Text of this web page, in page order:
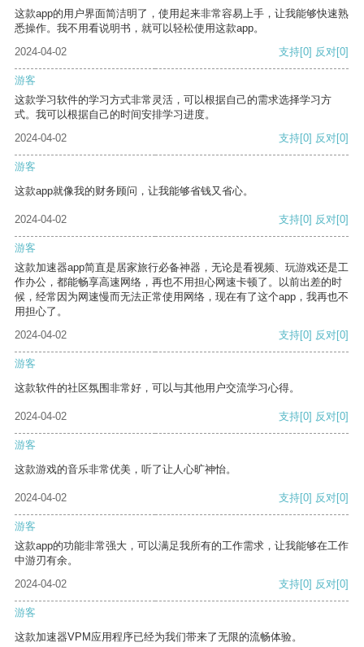
这款app的用户界面简洁明了，使用起来非常容易上手，让我能够快速熟
悉操作。我不用看说明书，就可以轻松使用这款app。
2024-04-02
支持[0] 反对[0]
游客
这款学习软件的学习方式非常灵活，可以根据自己的需求选择学习方
式。我可以根据自己的时间安排学习进度。
2024-04-02
支持[0] 反对[0]
游客
这款app就像我的财务顾问，让我能够省钱又省心。
2024-04-02 支持[0] 反对[0]
游客
这款加速器app简直是居家旅行必备神器，无论是看视频、玩游戏还是工
作办公，都能畅享高速网络，再也不用担心网速卡顿了。以前出差的时
候，经常因为网速慢而无法正常使用网络，现在有了这个app，我再也不
用担心了。
2024-04-02
支持[0] 反对[0]
游客
这款软件的社区氛围非常好，可以与其他用户交流学习心得。
2024-04-02 支持[0] 反对[0]
游客
这款游戏的音乐非常优美，听了让人心旷神怡。
2024-04-02 支持[0] 反对[0]
游客
这款app的功能非常强大，可以满足我所有的工作需求，让我能够在工作
中游刃有余。
2024-04-02
支持[0] 反对[0]
游客
这款加速器VPM应用程序已经为我们带来了无限的流畅体验。